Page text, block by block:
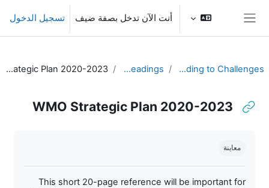
تخطى إلى المحتوى الرئيسي
أنت الآن تدخل بصفة ضيف تسجيل الدخول
Responding to Challenges
Pre-Readings
WMO Strategic Plan 2020-2023
WMO Strategic Plan 2020-2023
معاينة
This short 20-page reference will be important for